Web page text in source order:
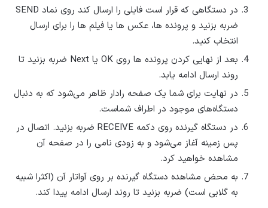
در دستگاهی که قرار است فایلی را ارسال کند روی نماد SEND
ضربه بزنید و پرونده ها، عکس ها یا فیلم ها را برای ارسال
انتخاب کنید.
بعد از نهایی کردن پرونده ها روی OK یا Next ضربه بزنید تا
روند ارسال ادامه یابد.
در نهایت برای شما یک صفحه رادار ظاهر می‌شود که به دنبال
دستگاه‌های موجود در اطراف شماست.
در دستگاه گیرنده روی دکمه RECEIVE ضربه بزنید. اتصال در
پس زمینه آغاز می‌شود و به زودی نامی را در صفحه آن
مشاهده خواهید کرد.
به محض مشاهده دستگاه گیرنده بر روی آواتار آن (اکثرا شبیه
به گلابی است) ضربه بزنید تا روند ارسال ادامه پیدا کند.